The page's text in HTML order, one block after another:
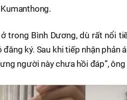
ở trong Bình Dương, dù rất nổi
đăng ký. Sau khi tiếp nhận phản
người này chưa hồi đáp”,